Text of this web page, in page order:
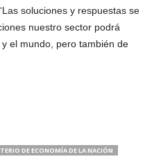
soluciones y respuestas se
nuestro sector podrá
el mundo, pero también de
DE ECONOMÍA DE LA NACIÓN